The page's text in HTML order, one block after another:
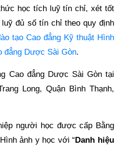
học tích luỹ tín chỉ, xét tốt
đủ số tín chỉ theo quy định
tạo Cao đẳng Kỹ thuật Hình
đẳng Dược Sài Gòn.
Cao đẳng Dược Sài Gòn tại
Long, Quận Bình Thạnh,
người học được cấp Bằng
ảnh y học với “Danh hiệu